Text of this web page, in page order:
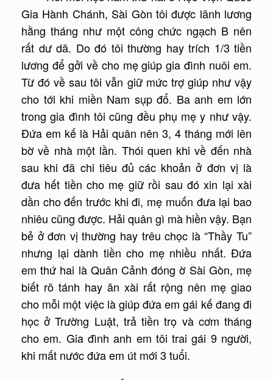
Gia Hành Chánh, Sài Gòn tôi được lãnh lương
hằng tháng như một công chức ngạch B nên
rất dư dã. Do đó tôi thường hay trích 1/3 tiền
lương để gởi về cho mẹ giúp gia đình nuôi em.
Từ đó về sau tôi vẫn giữ mức trợ giúp như vậy
cho tới khi miền Nam sụp đổ. Ba anh em lớn
trong gia đình tôi cũng đều phụ mẹ y như vậy.
Đứa em kế là Hải quân nên 3, 4 tháng mới lên
bờ về nhà một lần. Thói quen khi về đến nhà
sau khi đã chi tiêu đủ các khoản ở đơn vị là
đưa hết tiền cho mẹ giữ rồi sau đó xin lại xài
dần cho đến trước khi đi, mẹ muốn đưa lại bao
nhiêu cũng được. Hải quân gì mà hiền vậy. Bạn
bẻ ở đơn vị thường hay trêu chọc là “Thầy Tu”
nhưng lại dành tiền cho mẹ nhiều nhất. Đứa
em thứ hai là Quân Cảnh đóng ờ Sài Gòn, mẹ
biết rõ tánh hay ăn xài rất rộng nên mẹ giao
cho mỗi một việc là giúp đứa em gái kế đang đi
học ở Trường Luật, trả tiền trọ và cơm tháng
cho em. Gia đình anh em tôi trai gái 9 người,
khi mất nước đứa em út mới 3 tuổi.